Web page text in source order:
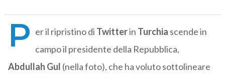
P er il ripristino di Twitterin Turchia scende in
campo il presidente della Repubblica,
Abdullah Gul (nella foto), che ha voluto sottolineare